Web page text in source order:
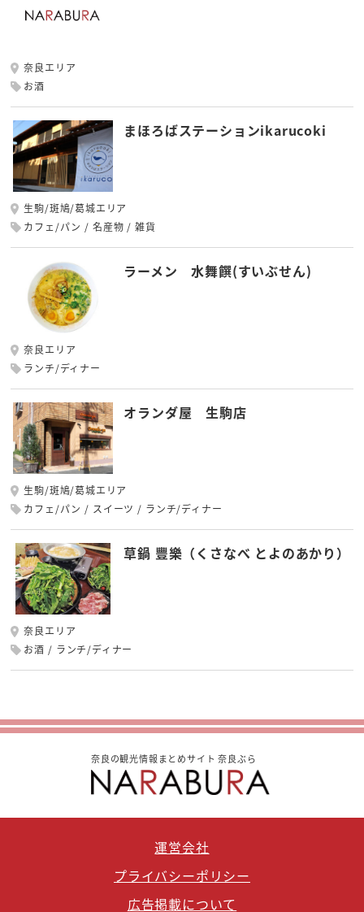
奈良エリア
お酒
まほろばステーションikarucoki
生駒/斑鳩/葛城エリア
カフェ/パン
名産物 雑貨
ラーメン 水舞饌(すいぶせん)
奈良エリア
ランチ/ディナー
オランダ屋 生駒店
生駒/斑鳩/葛城エリア
カフェ/パン
スイーツ ランチ/ディナー
草鍋 豐樂（くさなべ とよのあかり）
奈良エリア
お酒
ランチ/ディナー
奈良の観光情報まとめサイト 奈良ぶら
運営会社
プライバシーポリシー
広告掲載について